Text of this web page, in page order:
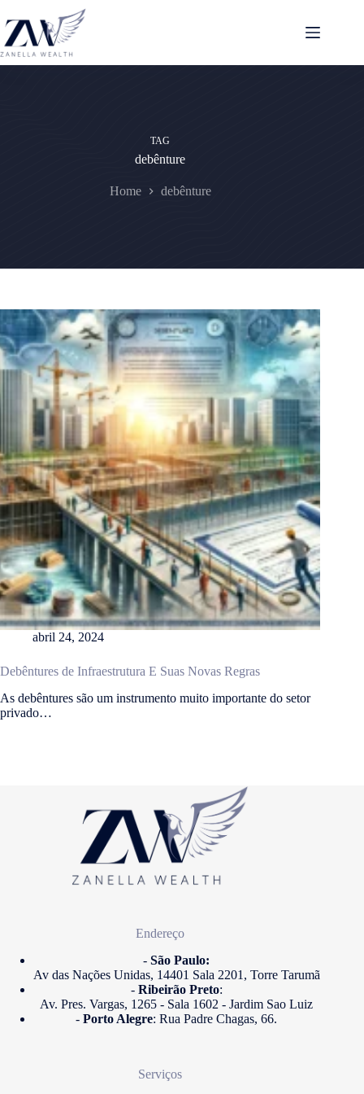
para
conteúdo
TAG
debênture
Home debênture
abril 24, 2024
Debêntures de Infraestrutura E Suas Novas Regras
As debêntures são um instrumento muito importante do setor
privado…
Endereço
- São Paulo:
Av das Nações Unidas, 14401 Sala 2201, Torre Tarumã
-Ribeirão Preto:
Av. Pres. Vargas, 1265 - Sala 1602 - Jardim Sao Luiz
-Porto Alegre: Rua Padre Chagas, 66.
Serviços